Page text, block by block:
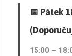
📅 Pátek
15:00 –